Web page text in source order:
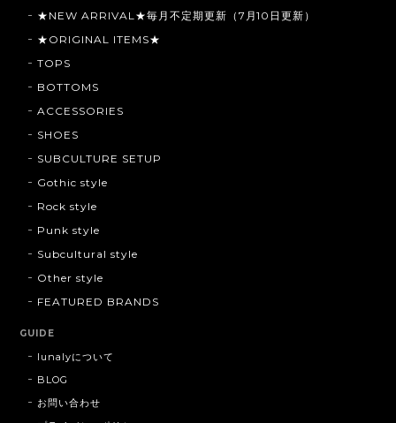
★NEW ARRIVAL★毎月不定期更新（7月10日更新）
★ORIGINAL ITEMS★
TOPS
BOTTOMS
ACCESSORIES
SHOES
SUBCULTURE SETUP
Gothic style
Rock style
Punk style
Subcultural style
Other style
FEATURED BRANDS
GUIDE
lunalyについて
BLOG
お問い合わせ